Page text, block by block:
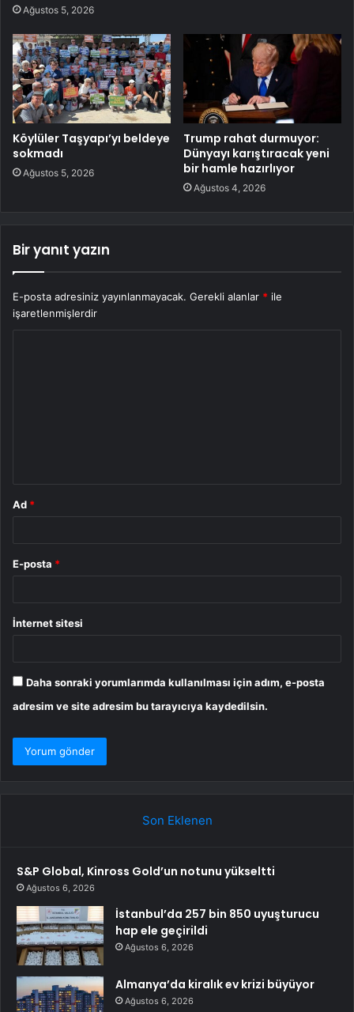
Ağustos 5, 2026
Köylüler Taşyapı’yı beldeye
sokmadı
Ağustos 5, 2026
Trump rahat durmuyor:
Dünyayı karıştıracak yeni
bir hamle hazırlıyor
Ağustos 4, 2026
Bir yanıt yazın
E-posta adresiniz yayınlanmayacak. Gerekli alanlar * ile
işaretlenmişlerdir
Ad *
E-posta *
İnternet sitesi
Daha sonraki yorumlarımda kullanılması için adım, e-posta
adresim ve site adresim bu tarayıcıya kaydedilsin.
Son Eklenen
S&P Global, Kinross Gold’un notunu yükseltti
Ağustos 6, 2026
İstanbul’da 257 bin 850 uyuşturucu
hap ele geçirildi
Ağustos 6, 2026
Almanya’da kiralık ev krizi büyüyor
Ağustos 6, 2026